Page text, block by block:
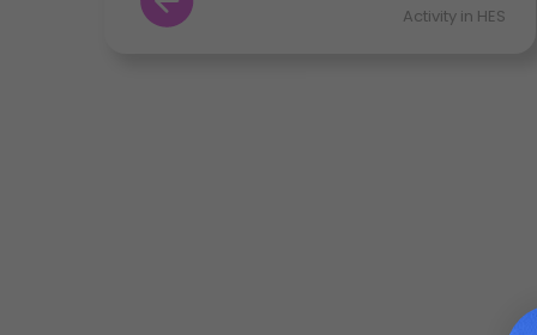
Activity in HES